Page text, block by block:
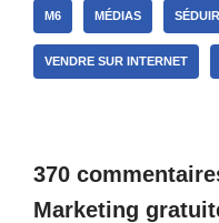
M6 MÉDIAS
VENDRE SUR INTERNET
370
Marketing